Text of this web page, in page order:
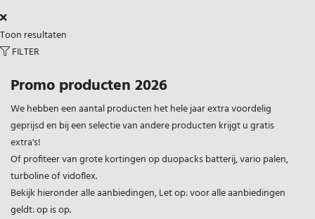
Toon resultaten
FILTER
Promo producten 2026
We hebben een aantal producten het hele jaar extra voordelig
geprijsd en bij een selectie van andere producten krijgt u gratis
extra's!
Of profiteer van grote kortingen op duopacks batterij, vario palen,
turboline of vidoflex.
Bekijk hieronder alle aanbiedingen, Let op: voor alle aanbiedingen
geldt: op is op.